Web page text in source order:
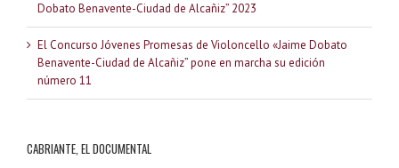
Dobato Benavente-Ciudad de Alcañiz” 2023
El Concurso Jóvenes Promesas de Violoncello «Jaime Dobato
Benavente-Ciudad de Alcañiz” pone en marcha su edición
número 11
CABRIANTE, EL DOCUMENTAL